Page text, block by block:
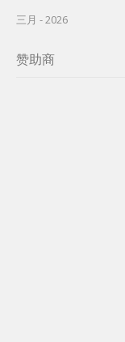
三月 - 2026
赞助商